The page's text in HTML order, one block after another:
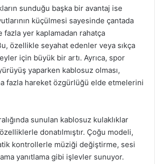
sunduğu başka bir avantaj ise
küçülmesi sayesinde çantada
fazla yer kaplamadan rahatça
özellikle seyahat edenler veya sıkça
için büyük bir artı. Ayrıca, spor
yaparken kablosuz olması,
fazla hareket özgürlüğü elde etmelerini
sunulan kablosuz kulaklıklar
donatılmıştır. Çoğu modeli,
kontrollerle müziği değiştirme, sesi
yanıtlama gibi işlevler sunuyor.